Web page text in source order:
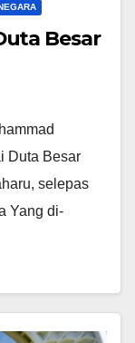
Besar
Duta Besar
selepas
Yang di-